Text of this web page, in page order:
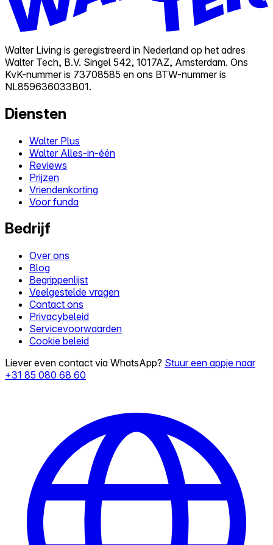
Walter Living is geregistreerd in Nederland op het adres
Walter Tech, B.V. Singel 542, 1017AZ, Amsterdam. Ons
KvK-nummer is 73708585 en ons BTW-nummer is
NL859636033B01.
Diensten
Walter Plus
Walter Alles-in-één
Reviews
Prijzen
Vriendenkorting
Voor funda
Bedrijf
Over ons
Blog
Begrippenlijst
Veelgestelde vragen
Contact ons
Privacybeleid
Servicevoorwaarden
Cookie beleid
Liever even contact via WhatsApp? Stuur een appje naar
+31 85 080 68 60